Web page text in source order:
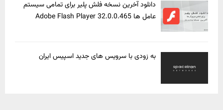
دانلود آخرین نسخه فلش پلیر برای تمامی سیستم
عامل ها Adobe Flash Player 32.0.0.465
به زودی با سرویس های جدید اسپیس ایران